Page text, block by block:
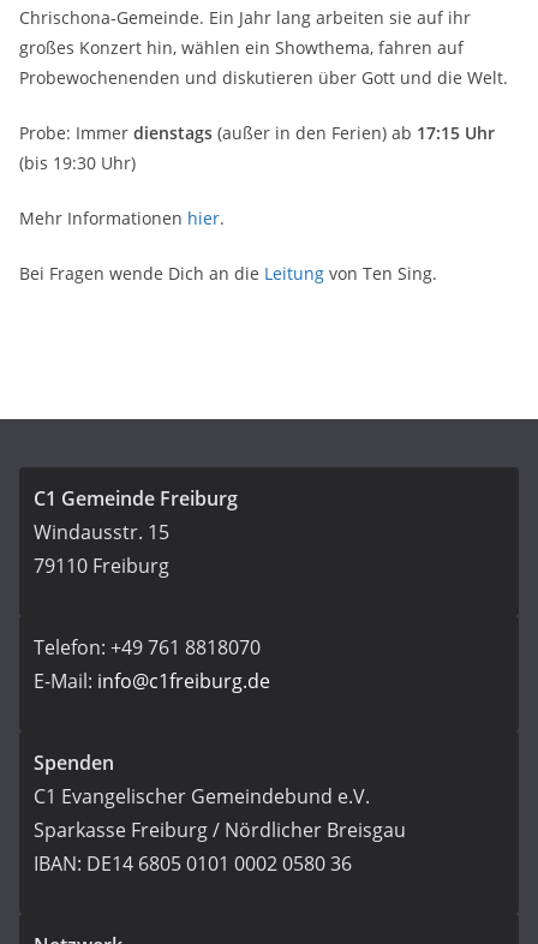
Chrischona-Gemeinde. Ein Jahr lang arbeiten sie auf ihr
großes Konzert hin, wählen ein Showthema, fahren auf
Probewochenenden und diskutieren über Gott und die Welt.
Probe: Immer dienstags (außer in den Ferien) ab 17:15 Uhr
(bis 19:30 Uhr)
Mehr Informationen hier.
Bei Fragen wende Dich an die Leitung von Ten Sing.
C1 Gemeinde Freiburg
Windausstr. 15
79110 Freiburg
Telefon: +49 761 8818070
E-Mail: info@c1freiburg.de
Spenden
C1 Evangelischer Gemeindebund e.V.
Sparkasse Freiburg / Nördlicher Breisgau
IBAN: DE14 6805 0101 0002 0580 36